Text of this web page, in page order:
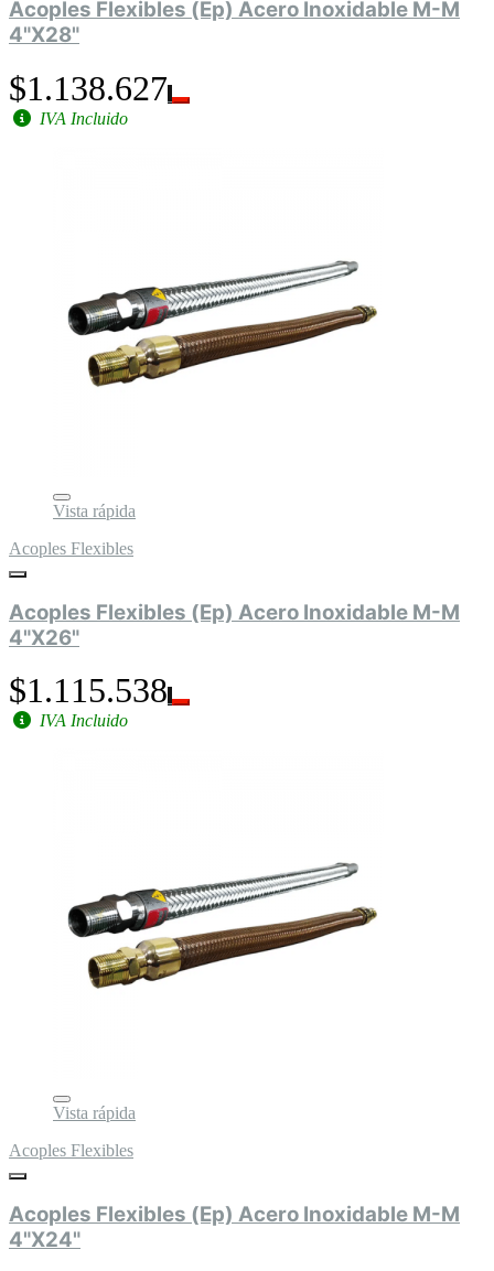
Acoples Flexibles (Ep) Acero Inoxidable M-M
4"X28"
$1.138.627
IVA Incluido
Vista rápida
Acoples Flexibles
Acoples Flexibles (Ep) Acero Inoxidable M-M
4"X26"
$1.115.538
IVA Incluido
Vista rápida
Acoples Flexibles
Acoples Flexibles (Ep) Acero Inoxidable M-M
4"X24"